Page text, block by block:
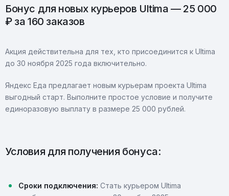
Бонус для новых курьеров Ultima — 25 000
₽ за 160 заказов
Акция действительна для тех, кто присоединится к Ultima
до 30 ноября 2025 года включительно.
Яндекс Еда предлагает новым курьерам проекта Ultima
выгодный старт. Выполните простое условие и получите
единоразовую выплату в размере 25 000 рублей.
Условия для получения бонуса:
Сроки подключения: Стать курьером Ultima